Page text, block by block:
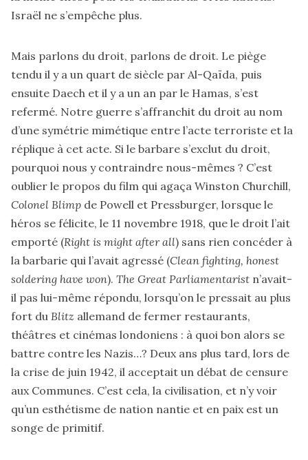
Israël ne s’empêche plus.
Mais parlons du droit, parlons de droit. Le piège
tendu il y a un quart de siècle par Al-Qaïda, puis
ensuite Daech et il y a un an par le Hamas, s’est
refermé. Notre guerre s’affranchit du droit au nom
d’une symétrie mimétique entre l’acte terroriste et la
réplique à cet acte. Si le barbare s’exclut du droit,
pourquoi nous y contraindre nous-mêmes ? C’est
oublier le propos du film qui agaça Winston Churchill,
Colonel Blimp de Powell et Pressburger, lorsque le
héros se félicite, le 11 novembre 1918, que le droit l’ait
emporté (Right is might after all) sans rien concéder à
la barbarie qui l’avait agressé (Clean fighting, honest
soldering have won). The Great Parliamentarist n’avait-
il pas lui-même répondu, lorsqu’on le pressait au plus
fort du Blitz allemand de fermer restaurants,
théâtres et cinémas londoniens : à quoi bon alors se
battre contre les Nazis…? Deux ans plus tard, lors de
la crise de juin 1942, il acceptait un débat de censure
aux Communes. C’est cela, la civilisation, et n’y voir
qu’un esthétisme de nation nantie et en paix est un
songe de primitif.